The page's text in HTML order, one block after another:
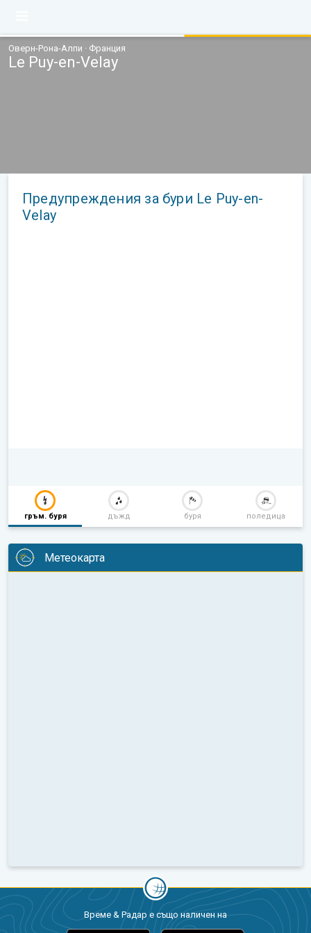
Оверн-Рона-Алпи · Франция
Le Puy-en-Velay
Предупреждения за бури Le Puy-en-
Velay
гръм. буря дъжд буря поледица
Метеокарта
Време & Радар е също наличен на